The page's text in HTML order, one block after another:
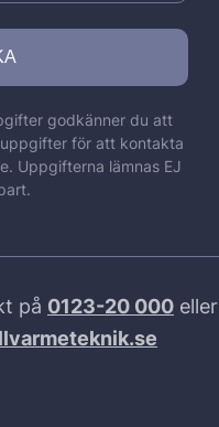
godkänner du att
för att kontakta
Uppgifterna lämnas EJ
på 0123-20 000 eller